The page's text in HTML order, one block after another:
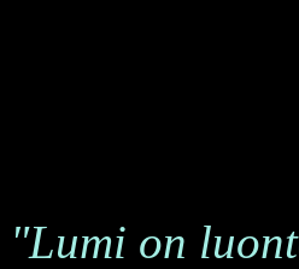
"Lumi on